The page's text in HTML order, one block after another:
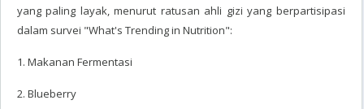
yang paling layak, menurut ratusan ahli gizi yang berpartisipasi
dalam survei "What's Trending in Nutrition":
1. Makanan Fermentasi
2. Blueberry